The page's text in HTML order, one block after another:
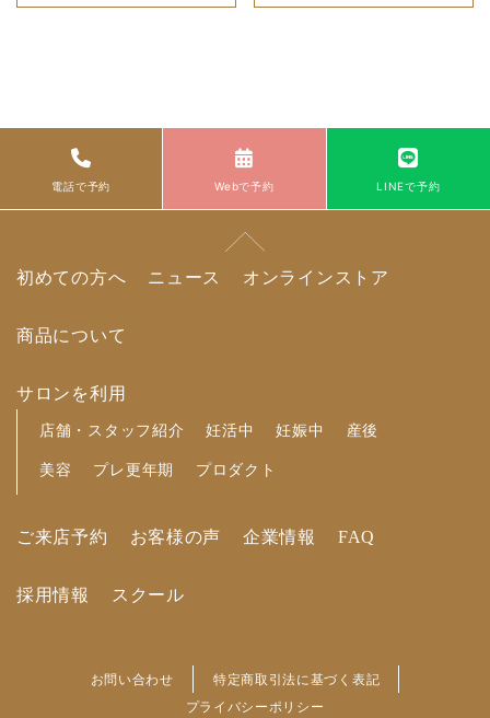
電話で予約 Webで予約 LINEで予約
初めての方へ ニュース オンラインストア
商品について
サロンを利用
店舗・スタッフ紹介
妊活中 妊娠中 産後
美容 プレ更年期 プロダクト
ご来店予約 お客様の声 企業情報 FAQ
採用情報 スクール
お問い合わせ
特定商取引法に基づく表記
プライバシーポリシー